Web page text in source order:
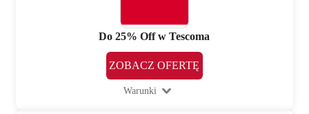
Do 25% Off w Tescoma
ZOBACZ OFERTĘ
Warunki